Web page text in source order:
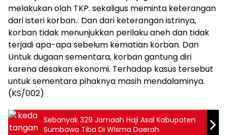
melakukan olah TKP. sekaligus meminta keterangan
dari isteri korban. Dan dari keterangan istrinya,
korban tidak menunjukkan perilaku aneh dan tidak
terjadi apa-apa sebelum kematian korban. Dan
Untuk dugaan sementara, korban gantung diri
karena desakan ekonomi. Terhadap kasus tersebut
untuk sementara pihaknya masih mendalaminya.
(KS/002)
Sebanyak 329 Jamaah Haji Asal Kabupaten
Sumbawa Tiba Di Wisma Daerah